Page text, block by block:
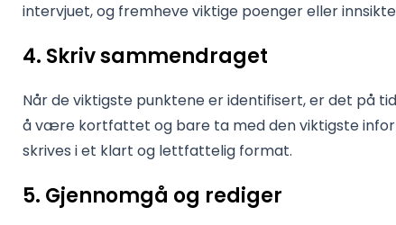
intervjuet, og fremheve viktige poenger eller
4. Skriv sammendraget
Når de viktigste punktene er identifisert, er det på
å være kortfattet og bare ta med den viktigste
skrives i et klart og lettfattelig format.
5. Gjennomgå og rediger